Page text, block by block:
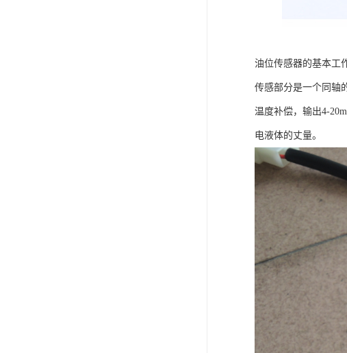
油位传感器的基本工
传感部分是一个同轴
温度补偿，输出4-
电液体的丈量。